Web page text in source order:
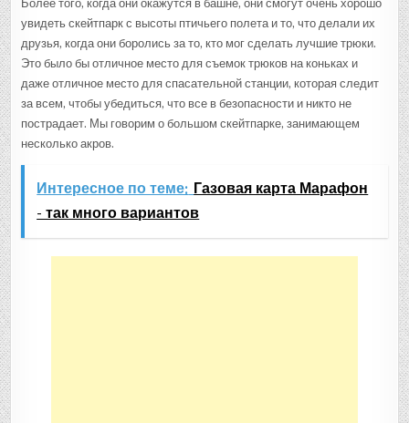
Более того, когда они окажутся в башне, они смогут очень хорошо
увидеть скейтпарк с высоты птичьего полета и то, что делали их
друзья, когда они боролись за то, кто мог сделать лучшие трюки.
Это было бы отличное место для съемок трюков на коньках и
даже отличное место для спасательной станции, которая следит
за всем, чтобы убедиться, что все в безопасности и никто не
пострадает. Мы говорим о большом скейтпарке, занимающем
несколько акров.
Интересное по теме: Газовая карта Марафон
- так много вариантов